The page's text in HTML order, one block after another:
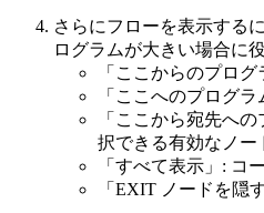
さらにフローを表示する
ログラムが大きい場合に
「ここからのプロ
「ここへのプログ
「ここから宛先へ
択できる有効なノー
「すべて表示」 : コ
「EXIT ノードを隠す